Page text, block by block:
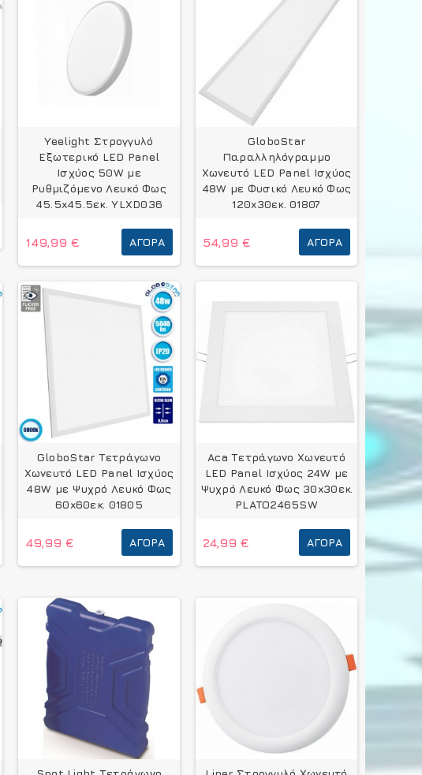
Yeelight Στρογγυλό
Εξωτερικό LED Panel
Ισχύος 50W με
Ρυθμιζόμενο Λευκό Φως
45.5x45.5εκ. YLXD036
149,99 € ΑΓΟΡΆ
GloboStar
Παραλληλόγραμμο
Χωνευτό LED Panel Ισχύος
48W με Φυσικό Λευκό Φως
120x30εκ. 01807
54,99 € ΑΓΟΡΆ
GloboStar Τετράγωνο
Χωνευτό LED Panel Ισχύος
48W με Ψυχρό Λευκό Φως
60x60εκ. 01805
49,99 € ΑΓΟΡΆ
Aca Τετράγωνο Χωνευτό
LED Panel Ισχύος 24W με
Ψυχρό Λευκό Φως 30x30εκ.
PLATO2465SW
24,99 € ΑΓΟΡΆ